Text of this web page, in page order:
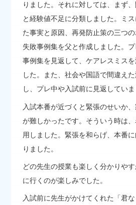
りました。それに対しては、まず
と経験値不足に分類しました。ミ
た事実と原因、再発防止策の三つ
失敗事例集を父と作成しました。
事例集を見返して、ケアレスミス
した。また、社会や国語で間違え
し、プレ中や入試前に見返していま
入試本番が近づくと緊張のせいか
が難しかったです。そういう時は
用しました。緊張を和らげ、本番
りました。
どの先生の授業も楽しく分かりや
に行くのが楽しみでした。
入試前に先生がかけてくれた「君